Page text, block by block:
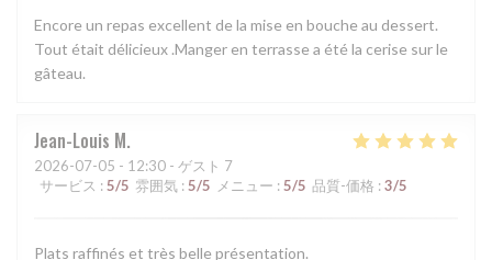
Encore un repas excellent de la mise en bouche au dessert.
Tout était délicieux .Manger en terrasse a été la cerise sur le
gâteau.
Jean-Louis M
2026-07-05 - 12:30 - ゲスト 7
サービス : 5/5 雰囲気 : 5/5 メニュー : 5/5 品質-価格 : 3/5
Plats raffinés et très belle présentation.